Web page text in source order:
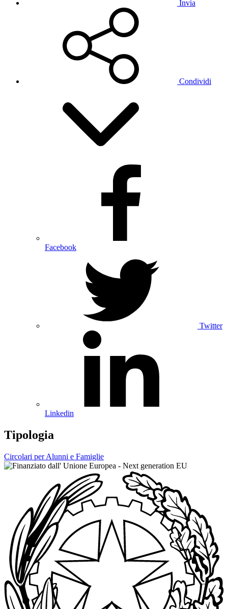
Invia
Condividi
Facebook
Twitter
Linkedin
Tipologia
Circolari per Alunni e Famiglie